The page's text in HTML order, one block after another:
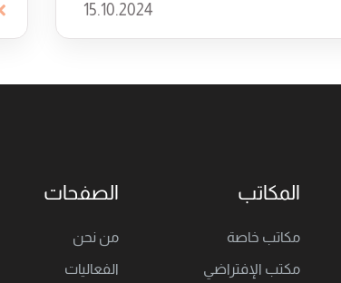
15.10.2024
المكاتب
مكاتب خاصة
مكتب اﻹفتراضي
الصفحات
من نحن
الفعاليات